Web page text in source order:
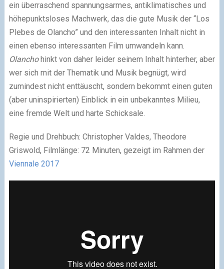
ein überraschend spannungsarmes, antiklimatisches und
höhepunktsloses Machwerk, das die gute Musik der “Los
Plebes de Olancho” und den interessanten Inhalt nicht in
einen ebenso interessanten Film umwandeln kann.
Olanchohinkt von daher leider seinem Inhalt hinterher, aber
wer sich mit der Thematik und Musik begnügt, wird
zumindest nicht enttäuscht, sondern bekommt einen guten
(aber uninspirierten) Einblick in ein unbekanntes Milieu,
eine fremde Welt und harte Schicksale.
Regie und Drehbuch: Christopher Valdes, Theodore
Griswold, Filmlänge: 72 Minuten, gezeigt im Rahmen der
Viennale 2017